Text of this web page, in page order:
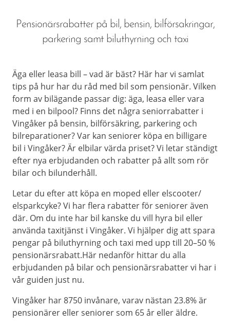
Pensionärsrabatter på bil, bensin, bilförsakringar,
parkering samt biluthyrning och taxi
Äga eller leasa bill – vad är bäst? Här har vi samlat
tips på hur har du råd med bil som pensionär. Vilken
form av bilägande passar dig: äga, leasa eller vara
med i en bilpool? Finns det några seniorrabatter i
Vingåker på bensin, bilförsäkring, parkering och
bilreparationer? Var kan seniorer köpa en billigare
bil i Vingåker? Är elbilar värda priset? Vi letar ständigt
efter nya erbjudanden och rabatter på allt som rör
bilar och bilunderhåll.
Letar du efter att köpa en moped eller elscooter/
elsparkcyke? Vi har flera rabatter för seniorer även
där. Om du inte har bil kanske du vill hyra bil eller
använda taxitjänst i Vingåker. Vi hjälper dig att spara
pengar på biluthyrning och taxi med upp till 20–50 %
pensionärsrabatt.Här nedanför hittar du alla
erbjudanden på bilar och pensionärsrabatter vi har i
vår guiden just nu.
Vingåker har 8750 invånare, varav nästan 23.8% är
pensionärer eller seniorer som 65 år eller äldre.